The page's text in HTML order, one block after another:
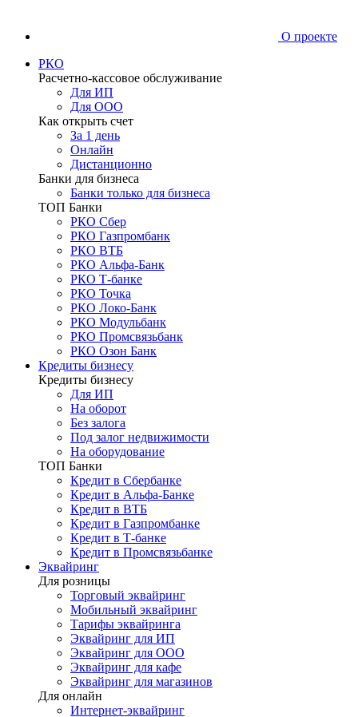
О проекте
РКО
Расчетно-кассовое обслуживание
Для ИП
Для ООО
Как открыть счет
За 1 день
Онлайн
Дистанционно
Банки для бизнеса
Банки только для бизнеса
ТОП Банки
РКО Сбер
РКО Газпромбанк
РКО ВТБ
РКО Альфа-Банк
РКО Т-банке
РКО Точка
РКО Локо-Банк
РКО Модульбанк
РКО Промсвязьбанк
РКО Озон Банк
Кредиты бизнесу
Кредиты бизнесу
Для ИП
На оборот
Без залога
Под залог недвижимости
На оборудование
ТОП Банки
Кредит в Сбербанке
Кредит в Альфа-Банке
Кредит в ВТБ
Кредит в Газпромбанке
Кредит в Т-банке
Кредит в Промсвязьбанке
Эквайринг
Для розницы
Торговый эквайринг
Мобильный эквайринг
Тарифы эквайринга
Эквайринг для ИП
Эквайринг для ООО
Эквайринг для кафе
Эквайринг для магазинов
Для онлайн
Интернет-эквайринг